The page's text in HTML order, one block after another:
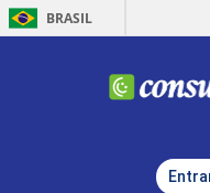
BRASIL